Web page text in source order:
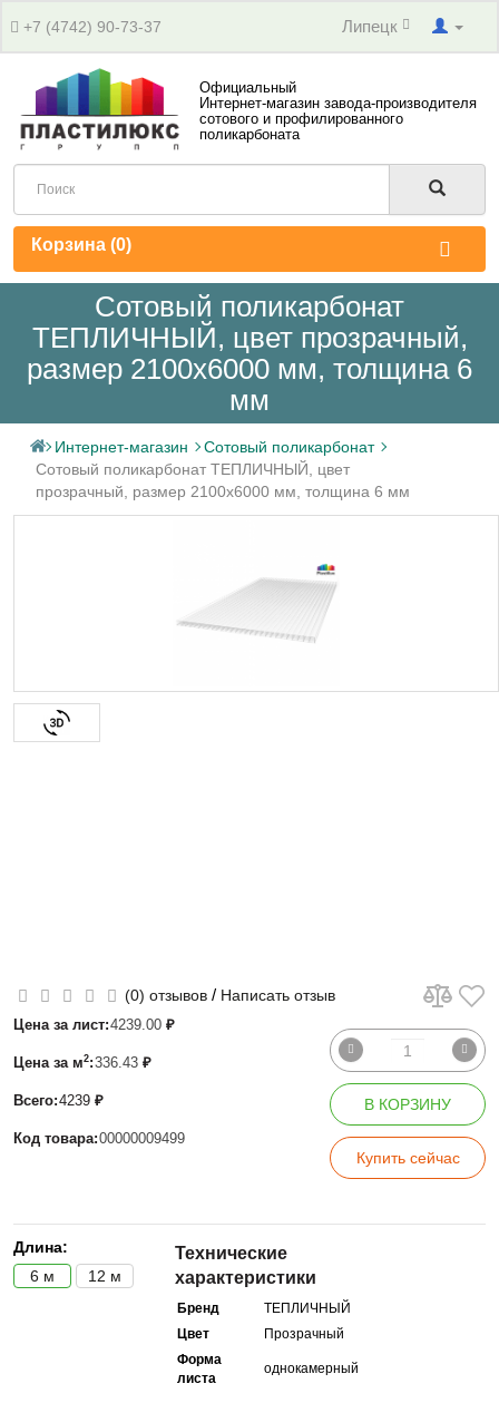
+7 (4742) 90-73-37 Липецк
Официальный
Интернет-магазин завода-производителя
сотового и профилированного
поликарбоната
Корзина (0)
Сотовый поликарбонат
ТЕПЛИЧНЫЙ, цвет прозрачный,
размер 2100x6000 мм, толщина 6
мм
Интернет-магазин
Сотовый поликарбонат
Сотовый поликарбонат ТЕПЛИЧНЫЙ, цвет
прозрачный, размер 2100x6000 мм, толщина 6 мм
(0) отзывов / Написать отзыв
Цена за лист:4239.00 ₽
Цена за м2:336.43 ₽
Всего:4239 ₽
Код товара:00000009499
В КОРЗИНУ
Купить сейчас
Длина:
6 м
12 м
Технические
характеристики
Бренд
ТЕПЛИЧНЫЙ
Цвет
Прозрачный
Форма
листа
однокамерный